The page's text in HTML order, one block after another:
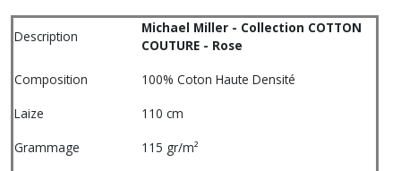
Description
Michael Miller - Collection COTTON
COUTURE - Rose
Composition
100% Coton Haute Densité
Laize
110 cm
Grammage
115 gr/m²